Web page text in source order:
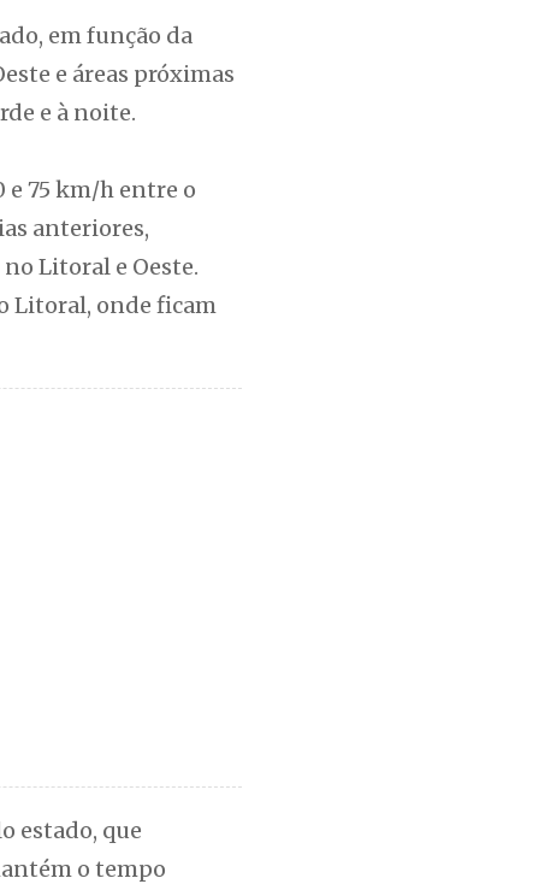
em função da
e áreas próximas
e à noite.
e 75 km/h entre o
anteriores,
no Litoral e Oeste.
Litoral, onde ficam
estado, que
o tempo